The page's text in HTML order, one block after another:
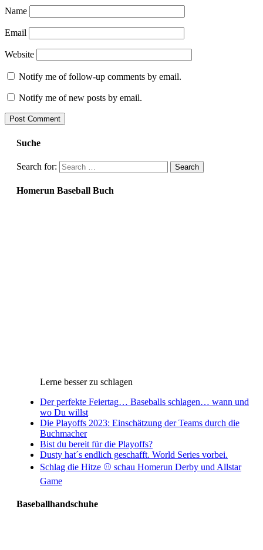
Name
Email
Website
Notify me of follow-up comments by email.
Notify me of new posts by email.
Suche
Search for:
Homerun Baseball Buch
Lerne besser zu schlagen
Der perfekte Feiertag… Baseballs schlagen… wann und
wo Du willst
Die Playoffs 2023: Einschätzung der Teams durch die
Buchmacher
Bist du bereit für die Playoffs?
Dusty hat´s endlich geschafft. World Series vorbei.
Schlag die Hitze ⚾️ schau Homerun Derby und Allstar
Game
Baseballhandschuhe